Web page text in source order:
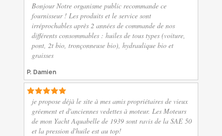
Bonjour Notre organisme public recommande ce
fournisseur ! Les produits et le service sont
irréprochables après 2 années de commande de nos
différents consommables : huiles de tous types (voiture,
pont, 2t bio, tronçonneuse bio), hydraulique bio et
graisses
P. Damien
je propose déjà le site à mes amis propriétaires de vieux
gréement et d'anciennes vedettes à moteur. Les Moteurs
de mon Yacht Aquabelle de 1939 sont ravis de la SAE 50
et la pression d'huile est au top!